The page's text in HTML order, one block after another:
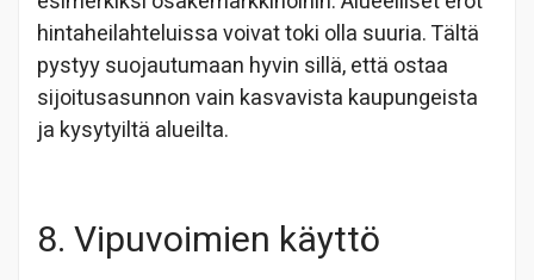
hintaheilahteluissa voivat toki olla suuria. Tältä
pystyy suojautumaan hyvin sillä, että ostaa
sijoitusasunnon vain kasvavista kaupungeista
ja kysytyiltä alueilta.
8. Vipuvoimien käyttö